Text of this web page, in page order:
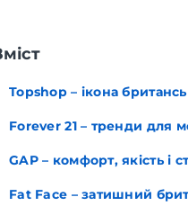
Topshop – ікона
Forever 21 – тренди для
GAP – комфорт, якість і
Fat Face – затишний